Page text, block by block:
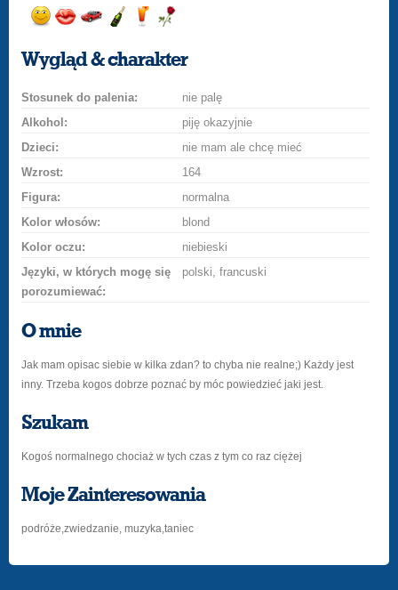
uśmiech
buziakasamochodem
szampana
drinka
różę
Wygląd & charakter
Stosunek do palenia:
nie palę
Alkohol:
piję okazyjnie
Dzieci:
nie mam ale chcę mieć
Wzrost:
164
Figura:
normalna
Kolor włosów:
blond
Kolor oczu:
niebieski
Języki, w których mogę się
porozumiewać:
polski, francuski
O mnie
Jak mam opisac siebie w kilka zdan? to chyba nie realne;) Każdy jest
inny. Trzeba kogos dobrze poznać by móc powiedzieć jaki jest.
Szukam
Kogoś normalnego chociaż w tych czas z tym co raz ciężej
Moje Zainteresowania
podróże,zwiedzanie, muzyka,taniec